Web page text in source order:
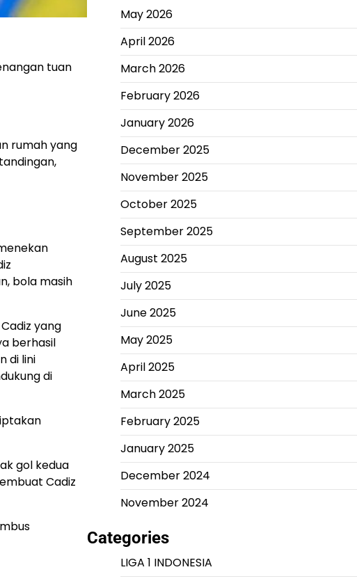
tuan
rumah yang
bola masih
yang
berhasil
di lini
di
gol kedua
Cadiz
May 2026
April 2026
March 2026
February 2026
January 2026
December 2025
November 2025
October 2025
September 2025
August 2025
July 2025
June 2025
May 2025
April 2025
March 2025
February 2025
January 2025
December 2024
November 2024
Categories
LIGA 1 INDONESIA